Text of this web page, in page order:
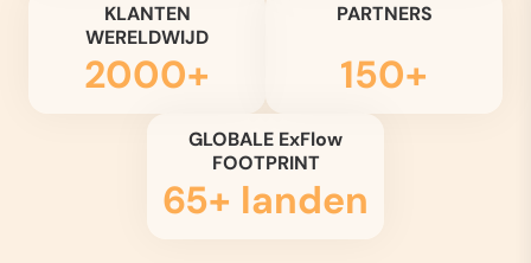
KLANTEN
WERELDWIJD
2000+
PARTNERS
150+
GLOBALE ExFlow
FOOTPRINT
65+ landen